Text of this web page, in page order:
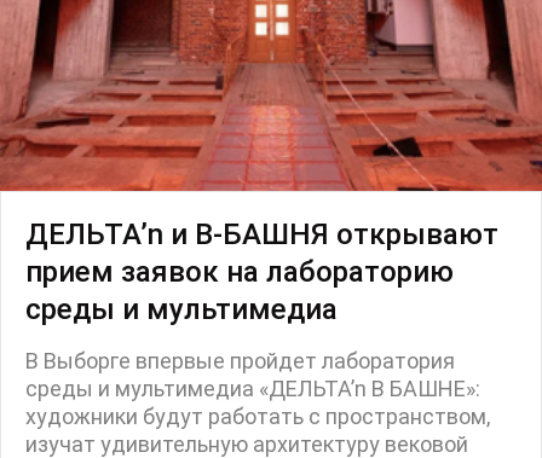
ДЕЛЬТА’n и В-БАШНЯ открывают
прием заявок на лабораторию
среды и мультимедиа
В Выборге впервые пройдет лаборатория
среды и мультимедиа «ДЕЛЬТА’n В БАШНЕ»:
художники будут работать с пространством,
изучат удивительную архитектуру вековой